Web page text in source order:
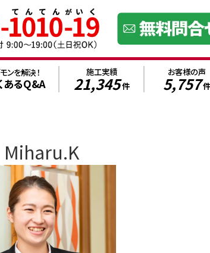
ンを解決！
あるQ&A
施工実績
21,345件
お客様の声
5,757件
Miharu.K